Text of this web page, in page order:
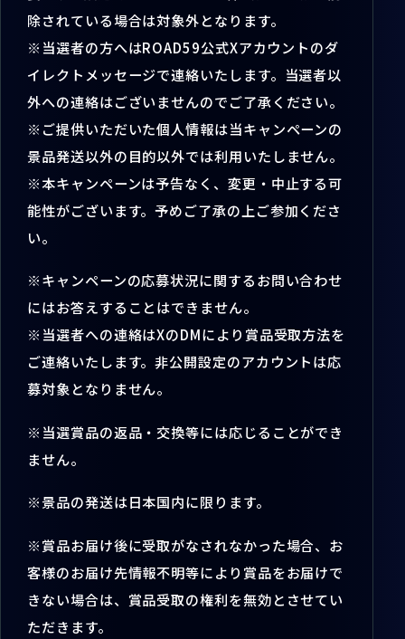
除されている場合は対象外となります。
※当選者の方へはROAD59公式Xアカウントのダ
イレクトメッセージで連絡いたします。当選者以
外への連絡はございませんのでご了承ください。
※ご提供いただいた個人情報は当キャンペーンの
景品発送以外の目的以外では利用いたしません。
※本キャンペーンは予告なく、変更・中止する可
能性がございます。予めご了承の上ご参加くださ
い。
※キャンペーンの応募状況に関するお問い合わせ
にはお答えすることはできません。
※当選者への連絡はXのDMにより賞品受取方法を
ご連絡いたします。非公開設定のアカウントは応
募対象となりません。
※当選賞品の返品・交換等には応じることができ
ません。
※景品の発送は日本国内に限ります。
※賞品お届け後に受取がなされなかった場合、お
客様のお届け先情報不明等により賞品をお届けで
きない場合は、賞品受取の権利を無効とさせてい
ただきます。